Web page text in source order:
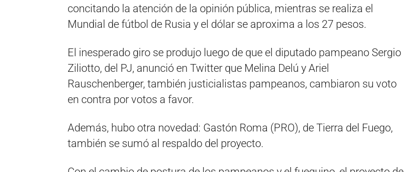
concitando la atención de la opinión pública, mientras se realiza el
Mundial de fútbol de Rusia y el dólar se aproxima a los 27 pesos.
El inesperado giro se produjo luego de que el diputado pampeano Sergio
Ziliotto, del PJ, anunció en Twitter que Melina Delú y Ariel
Rauschenberger, también justicialistas pampeanos, cambiaron su voto
en contra por votos a favor.
Además, hubo otra novedad: Gastón Roma (PRO), de Tierra del Fuego,
también se sumó al respaldo del proyecto.